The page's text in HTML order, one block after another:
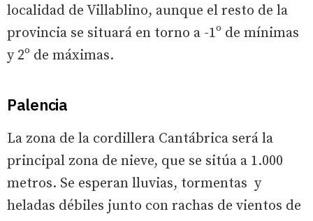
localidad de Villablino, aunque el resto de la
provincia se situará en torno a -1º de mínimas
y 2º de máximas.
Palencia
La zona de la cordillera Cantábrica será la
principal zona de nieve, que se sitúa a 1.000
metros. Se esperan lluvias, tormentas y
heladas débiles junto con rachas de vientos de